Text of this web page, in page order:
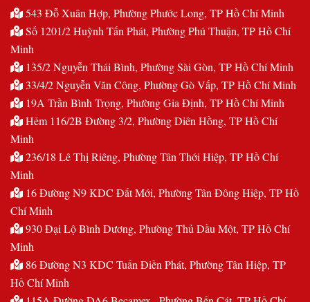
543 Đỗ Xuân Hợp, Phường Phước Long, TP Hồ Chí Minh
Số 1201/2 Huỳnh Tấn Phát, Phường Phú Thuận, TP Hồ Chí
Minh
135/2 Nguyễn Thái Bình, Phường Sài Gòn, TP Hồ Chí Minh
33/4/2 Nguyễn Văn Công, Phường Gò Vấp, TP Hồ Chí Minh
19A Trần Bình Trọng, Phường Gia Định, TP Hồ Chí Minh
Hẻm 116/2B Đường 3/2, Phường Diên Hồng, TP Hồ Chí
Minh
236/18 Lê Thị Riêng, Phường Tân Thới Hiệp, TP Hồ Chí
Minh
16 Đường N9 KDC Đất Mới, Phường Tân Đông Hiệp, TP Hồ
Chí Minh
930 Đại Lộ Bình Dương, Phường Thủ Dầu Một, TP Hồ Chí
Minh
86 Đường N3 KDC Tuấn Điền Phát, Phường Tân Hiệp, TP
Hồ Chí Minh